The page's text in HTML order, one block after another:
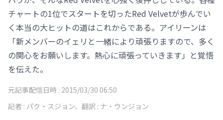
チャートの1位でスタートを切ったRed Velvetが歩んでい
く本当の大ヒットの道はこれからである。アイリーンは
「新メンバーのイェリと一緒により頑張りますので、多く
の関心をお願いします。熱心に頑張っていきます」と覚悟
を伝えた。
元記事配信日時 : 2015/03/30 06:50
記者 : パク・スジョン、翻訳 : ナ・ウンジョン